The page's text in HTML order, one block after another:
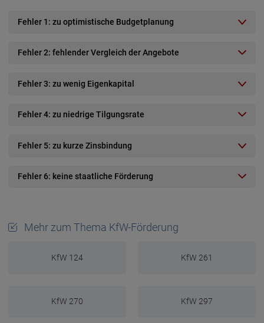
Fehler 1: zu optimistische Budgetplanung
Fehler 2: fehlender Vergleich der Angebote
Fehler 3: zu wenig Eigenkapital
Fehler 4: zu niedrige Tilgungsrate
Fehler 5: zu kurze Zinsbindung
Fehler 6: keine staatliche Förderung
Mehr zum Thema KfW-Förderung
KfW 124 KfW 261
KfW 270 KfW 297